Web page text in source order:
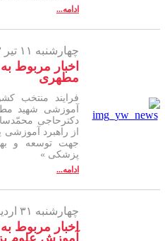
ادامه...
چهارشنبه ۱۱ تیر ۱۳۹۳ -
اخبار مربوط
مطهری
فرایند منتخب
آموزشی شهید
دکترحاجی
از راهبرد آموزشی
جهت توسعه و
پزشکی »
ادامه...
چهارشنبه ۳۱ اردیبهشت ۱۳۹۳ -
اخبار مربوط
آموزش علوم